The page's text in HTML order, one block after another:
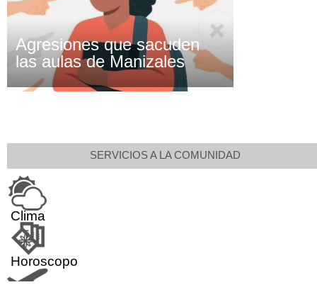
Agresiones que sacuden
las aulas de Manizales
SERVICIOS A LA COMUNIDAD
Clima
Horoscopo